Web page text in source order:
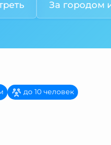
За городом
до 10 человек